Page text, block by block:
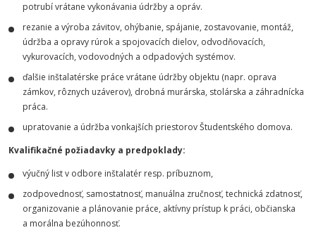
potrubí vrátane vykonávania údržby a opráv.
rezanie a výroba závitov, ohýbanie, spájanie, zostavovanie, montáž,
údržba a opravy rúrok a spojovacích dielov, odvodňovacích,
vykurovacích, vodovodných a odpadových systémov.
ďalšie inštalatérske práce vrátane údržby objektu (napr. oprava
zámkov, rôznych uzáverov), drobná murárska, stolárska a záhradnícka
práca.
upratovanie a údržba vonkajších priestorov Študentského domova.
Kvalifikačné požiadavky a predpoklady:
výučný list v odbore inštalatér resp. príbuznom,
zodpovednosť, samostatnosť, manuálna zručnosť, technická zdatnosť,
organizovanie a plánovanie práce, aktívny prístup k práci, občianska
a morálna bezúhonnosť.